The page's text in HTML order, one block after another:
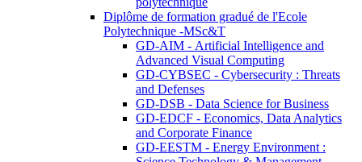
Diplôme de formation gradué de l'Ecole
Polytechnique -MSc&T
GD-AIM - Artificial Intelligence and
Advanced Visual Computing
GD-CYBSEC - Cybersecurity : Threats
and Defenses
GD-DSB - Data Science for Business
GD-EDCF - Economics, Data Analytics
and Corporate Finance
GD-EESTM - Energy Environment :